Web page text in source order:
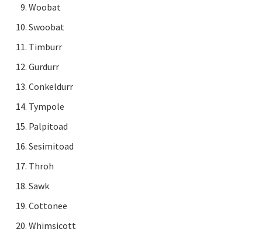
Woobat
Swoobat
Timburr
Gurdurr
Conkeldurr
Tympole
Palpitoad
Sesimitoad
Throh
Sawk
Cottonee
Whimsicott